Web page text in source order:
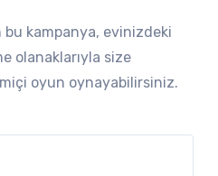
bu kampanya, evinizdeki
olanaklarıyla size
oyun oynayabilirsiniz.